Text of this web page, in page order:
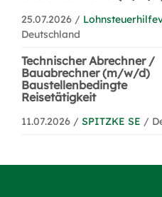
25.07.2026 /
Deutschland
Technischer Abrechner /
Bauabrechner (m/w/d)
Baustellenbedingte
Reisetätigkeit
11.07.2026 / SPITZKE SE /